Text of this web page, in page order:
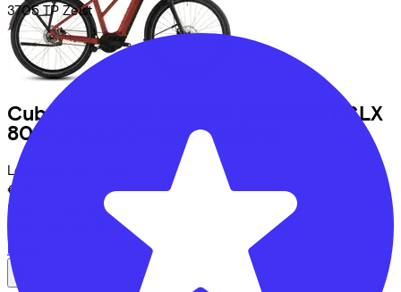
3705 TP Zeist
Cube
TOURING HYBRID COMFORT SLX
800 CHILLI/CHROME
Leaseprijs p/m vanaf
€78,62
Prijs
Bespaar
Bekijk